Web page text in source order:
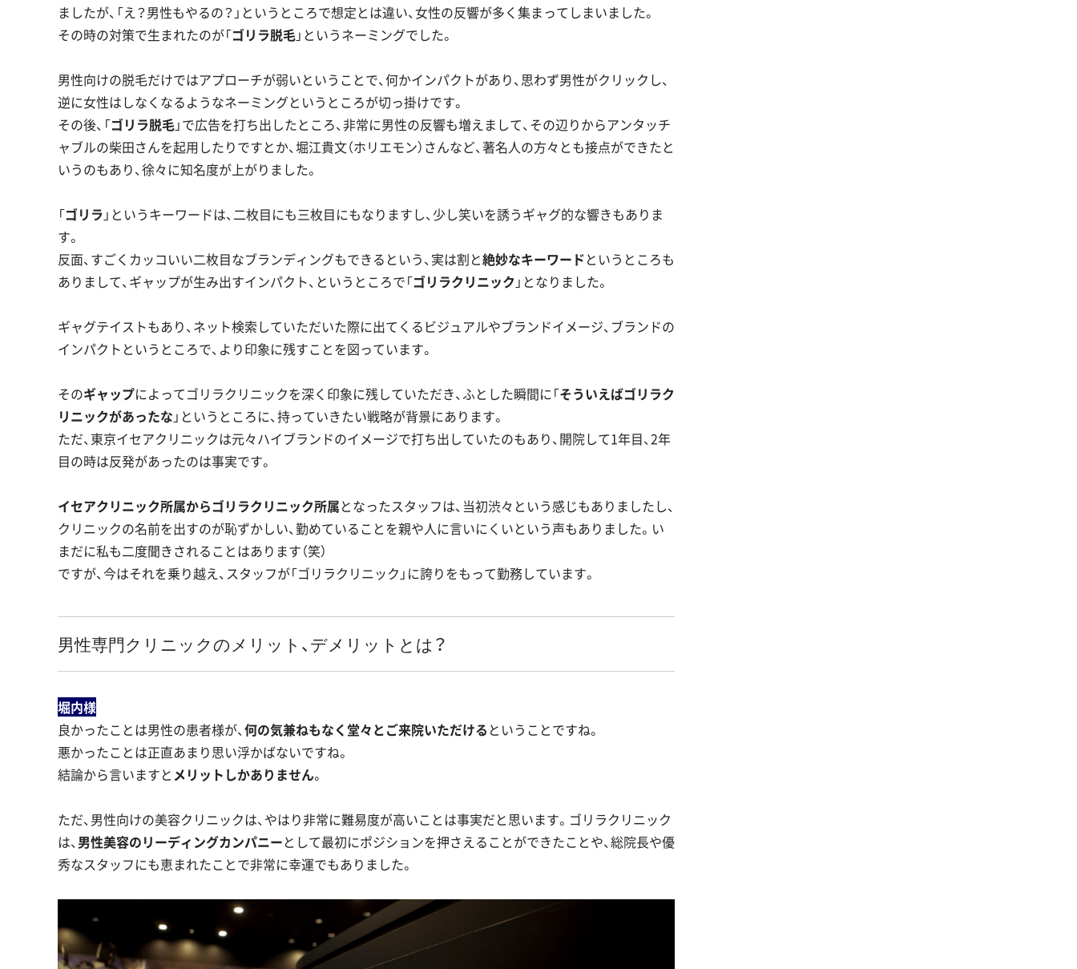
ましたが、「え？男性もやるの？」というところで想定とは違い、女性の反響が多く集まってしまいました。
その時の対策で生まれたのが「ゴリラ脱毛」というネーミングでした。
男性向けの脱毛だけではアプローチが弱いということで、何かインパクトがあり、思わず男性がクリックし、
逆に女性はしなくなるようなネーミングというところが切っ掛けです。
その後、「ゴリラ脱毛」で広告を打ち出したところ、非常に男性の反響も増えまして、その辺りからアンタッチ
ャブルの柴田さんを起用したりですとか、堀江貴文（ホリエモン）さんなど、著名人の方々とも接点ができたと
いうのもあり、徐々に知名度が上がりました。
「ゴリラ 」というキーワードは、二枚目にも三枚目にもなりますし、少し笑いを誘うギャグ的な響きもありま
す。
反面、すごくカッコいい二枚目なブランディングもできるという、実は割と絶妙なキーワードというところも
ありまして、ギャップが生み出すインパクト、というところで「ゴリラクリニック 」となりました。
ギャグテイストもあり、ネット検索していただいた際に出てくるビジュアルやブランドイメージ、ブランドの
インパクトというところで、より印象に残すことを図っています。
そのギャップによってゴリラクリニックを深く印象に残していただき、ふとした瞬間に「そういえばゴリラク
リニックがあったな 」というところに、持っていきたい戦略が背景にあります。
ただ、東京イセアクリニックは元々ハイブランドのイメージで打ち出していたのもあり、開院して1年目、2年
目の時は反発があったのは事実です。
イセアクリニック所属からゴリラクリニック所属となったスタッフは、当初渋々という感じもありましたし、
クリニックの名前を出すのが恥ずかしい、勤めていることを親や人に言いにくいという声もありました。い
まだに私も二度聞きされることはあります（笑）
ですが、今はそれを乗り越え、スタッフが「ゴリラクリニック」に誇りをもって勤務しています。
男性専門クリニックのメリット、デメリットとは？
堀内様
良かったことは男性の患者様が、 何の気兼ねもなく堂々とご来院いただける ということですね。
悪かったことは正直あまり思い浮かばないですね。
結論から言いますと メリットしかありません。
ただ、男性向けの美容クリニックは、やはり非常に難易度が高いことは事実だと思います。ゴリラクリニック
は、 男性美容のリーディングカンパニーとして最初にポジションを押さえることができたことや、総院長や優
秀なスタッフにも恵まれたことで非常に幸運でもありました。